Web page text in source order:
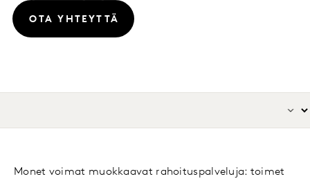
OTA YHTEYTTÄ
Monet voimat muokkaavat rahoituspalveluja: toimet